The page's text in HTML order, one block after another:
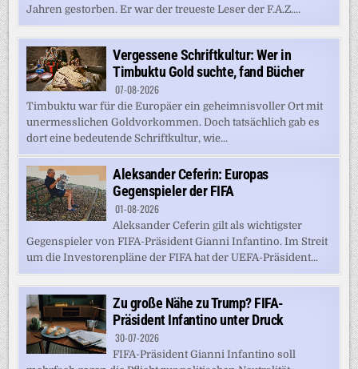
Jahren gestorben. Er war der treueste Leser der F.A.Z....
Vergessene Schriftkultur: Wer in
Timbuktu Gold suchte, fand Bücher
07-08-2026
Timbuktu war für die Europäer ein geheimnisvoller Ort mit
unermesslichen Goldvorkommen. Doch tatsächlich gab es
dort eine bedeutende Schriftkultur, wie...
Aleksander Ceferin: Europas
Gegenspieler der FIFA
01-08-2026
Aleksander Ceferin gilt als wichtigster
Gegenspieler von FIFA-Präsident Gianni Infantino. Im Streit
um die Investorenpläne der FIFA hat der UEFA-Präsident...
Zu große Nähe zu Trump? FIFA-
Präsident Infantino unter Druck
30-07-2026
FIFA-Präsident Gianni Infantino soll